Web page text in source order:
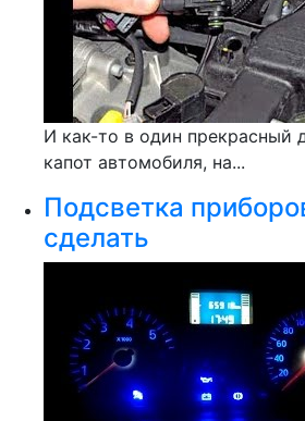
И как-то в один прекрасный
капот автомобиля, на...
Подсветка
сделать